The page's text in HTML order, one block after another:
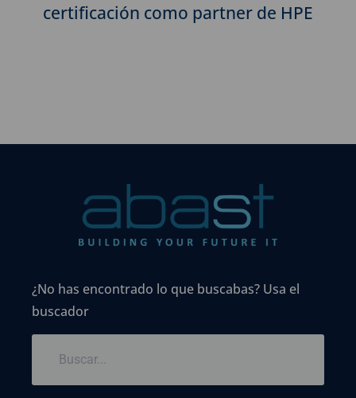
certificación como partner de HPE
¿No has encontrado lo que buscabas? Usa el
buscador